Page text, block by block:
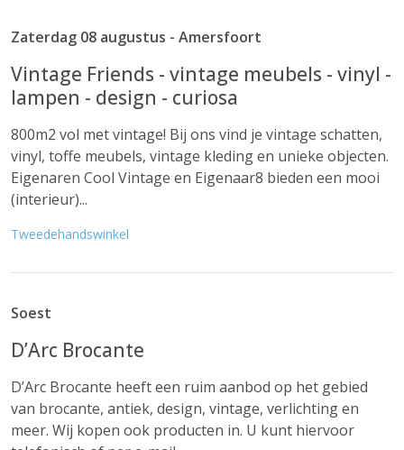
Zaterdag 08 augustus - Amersfoort
Vintage Friends - vintage meubels - vinyl -
lampen - design - curiosa
800m2 vol met vintage! Bij ons vind je vintage schatten,
vinyl, toffe meubels, vintage kleding en unieke objecten.
Eigenaren Cool Vintage en Eigenaar8 bieden een mooi
(interieur)...
Tweedehandswinkel
Soest
D’Arc Brocante
D’Arc Brocante heeft een ruim aanbod op het gebied
van brocante, antiek, design, vintage, verlichting en
meer. Wij kopen ook producten in. U kunt hiervoor